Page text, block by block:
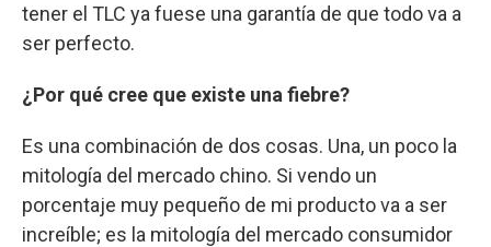
tener el TLC ya fuese una garantía de que todo va a
ser perfecto.
¿Por qué cree que existe una fiebre?
Es una combinación de dos cosas. Una, un poco la
mitología del mercado chino. Si vendo un
porcentaje muy pequeño de mi producto va a ser
increíble; es la mitología del mercado consumidor